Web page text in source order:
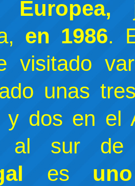
Europea,
en 1986.
visitado
unas
y dos en el
al sur de
es